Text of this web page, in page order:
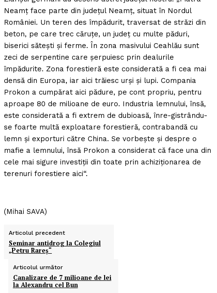
Neamţ face parte din judeţul Neamţ, situat în Nordul
României. Un teren des împădurit, traversat de străzi din
beton, pe care trec căruţe, un judeţ cu multe păduri,
biserici săteşti şi ferme. În zona masivului Ceahlău sunt
zeci de serpentine care şerpuiesc prin dealurile
împădurite. Zona forestieră este considerată a fi cea mai
densă din Europa, iar aici trăiesc urşi şi lupi. Compania
Prokon a cumpărat aici pădure, pe cont propriu, pentru
aproape 80 de milioane de euro. Industria lemnului, însă,
este considerată a fi extrem de dubioasă, înre-gistrându-
se foarte multă exploatare forestieră, contrabandă cu
lemn şi exporturi către China. Se vorbeşte şi despre o
mafie a lemnului, însă Prokon a considerat că face una din
cele mai sigure investiţii din toate prin achiziţionarea de
terenuri forestiere aici“.
(Mihai SAVA)
Articolul precedent
Seminar antidrog la Colegiul
„Petru Rareş“
Articolul următor
Canalizare de 7 milioane de lei
la Alexandru cel Bun